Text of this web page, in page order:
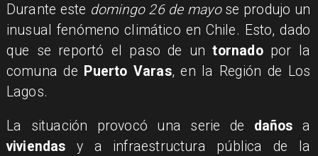
Durante este domingo 26 de mayose produjo un
inusual fenómeno climático en Chile. Esto, dado
que se reportó el paso de untornadopor la
comuna de Puerto Varas, en la Región de Los
Lagos.
La situación provocó una serie de daños a
viviendas y a infraestructura pública de la